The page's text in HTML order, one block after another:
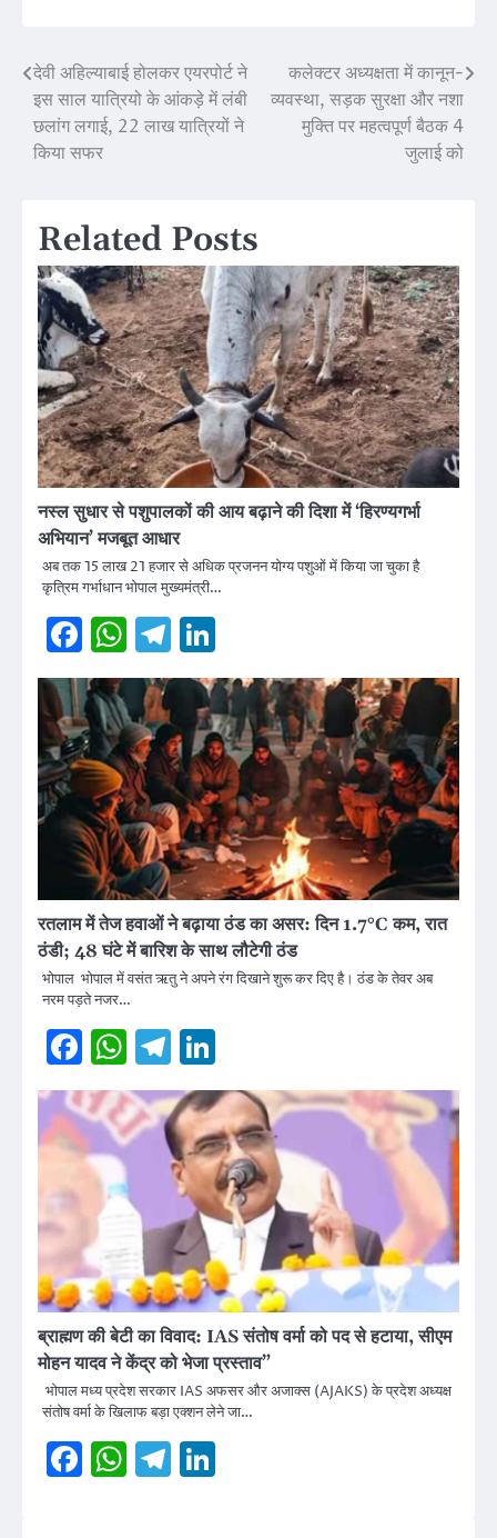
Post
navigation
देवी अहिल्याबाई होलकर एयरपोर्ट ने
इस साल यात्रियो के आंकड़े में लंबी
छलांग लगाई, 22 लाख यात्रियों ने
किया सफर
कलेक्टर अध्यक्षता में कानून-
व्यवस्था, सड़क सुरक्षा और नशा
मुक्ति पर महत्वपूर्ण बैठक 4
जुलाई को
Related Posts
नस्ल सुधार से पशुपालकों की आय बढ़ाने की दिशा में ‘हिरण्यगर्भा
अभियान’ मजबूत आधार
अब तक 15 लाख 21 हजार से अधिक प्रजनन योग्‍य पशुओं में किया जा चुका है
कृत्रिम गर्भाधान भोपाल मुख्‍यमंत्री…
Facebook
WhatsApp
Telegram
रतलाम में तेज हवाओं ने बढ़ाया ठंड का असर: दिन 1.7°C कम, रात
ठंडी; 48 घंटे में बारिश के साथ लौटेगी ठंड
भोपाल भोपाल में वसंत ऋतु ने अपने रंग दिखाने शुरू कर दिए है। ठंड के तेवर अब
नरम पड़ते नजर…
Facebook
WhatsApp
Telegram
ब्राह्मण की बेटी का विवाद: IAS संतोष वर्मा को पद से हटाया, सीएम
मोहन यादव ने केंद्र को भेजा प्रस्ताव”
भोपाल मध्य प्रदेश सरकार IAS अफसर और अजाक्स (AJAKS) के प्रदेश अध्यक्ष
संतोष वर्मा के खिलाफ बड़ा एक्शन लेने जा…
Facebook
WhatsApp
Telegram